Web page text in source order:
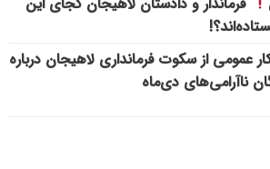
عمومی از سکوت فرمانداری لاهیجان درباره
ناآرامی‌های دی‌ماه